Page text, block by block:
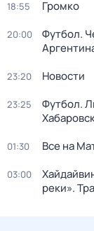
18:55 Громко
20:00
Футбол.
23:20 Новости
23:25
Футбол.
01:30 Все на
03:00
реки».